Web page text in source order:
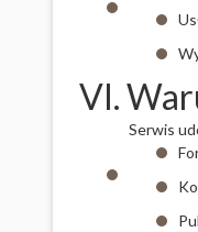
VI.
Serwis